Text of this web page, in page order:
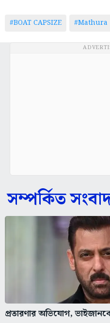
#BOAT CAPSIZE #Mathura
সম্পর্কিত
প্রতারণার অভিযোগ,